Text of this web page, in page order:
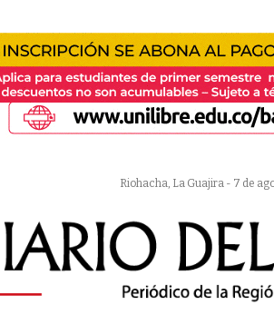
Riohacha, La Guajira - 7 de